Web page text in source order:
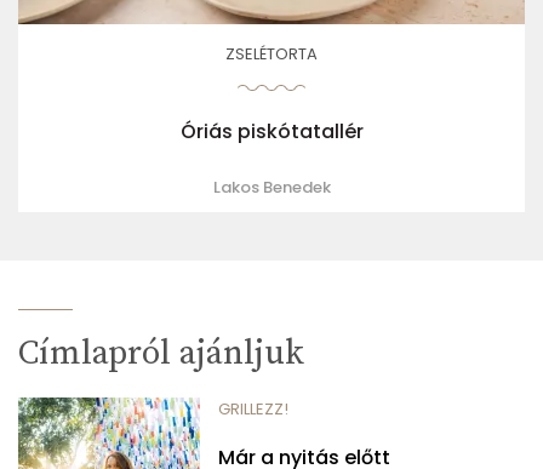
ZSELÉTORTA
Óriás piskótatallér
Lakos Benedek
Címlapról ajánljuk
GRILLEZZ!
Már a nyitás előtt